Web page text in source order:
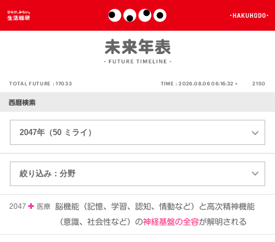
TOTAL FUTURE :17033 TIME :2026.08.06 06:16:32 > 2150
西暦検索
2047 医療
脳機能（記憶、学習、認知、情動など）と高次精神機能
（意識、社会性など）の神経基盤の全容が解明される